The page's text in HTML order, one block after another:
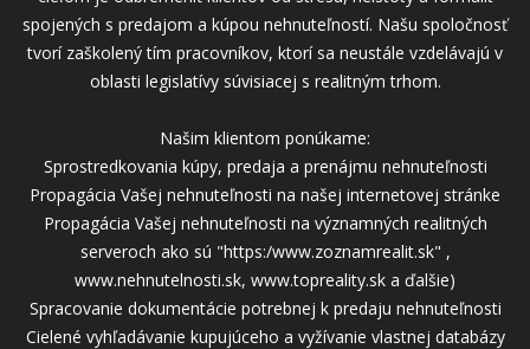
spojených s predajom a kúpou nehnuteľností. Našu spoločnosť
tvorí zaškolený tím pracovníkov, ktorí sa neustále vzdelávajú v
oblasti legislatívy súvisiacej s realitným trhom.
Našim klientom ponúkame:
Sprostredkovania kúpy, predaja a prenájmu nehnuteľnosti
Propagácia Vašej nehnuteľnosti na našej internetovej stránke
Propagácia Vašej nehnuteľnosti na významných realitných
serveroch ako sú "https:/www.zoznamrealit.sk" ,
www.nehnutelnosti.sk, www.topreality.sk a ďalšie)
Spracovanie dokumentácie potrebnej k predaju nehnuteľnosti
Cielené vyhľadávanie kupujúceho a vyžívanie vlastnej databázy